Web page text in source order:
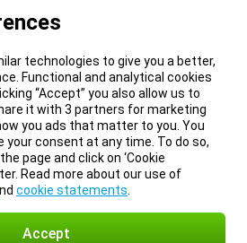
technologies to give you a better,
Functional and analytical cookies
“Accept” you also allow us to
it with 3 partners for marketing
you ads that matter to you. You
your consent at any time. To do so,
page and click on ‘Cookie
Read more about our use of
cookie statements
Accept